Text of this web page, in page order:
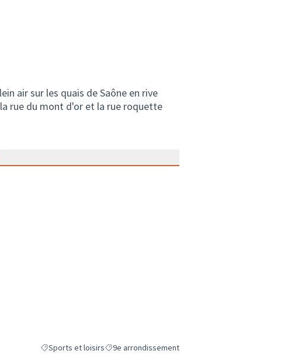
air sur les quais de Saône en rive
rue du mont d'or et la rue roquette
Filtrer les résultats de la catégorie : Sports et loisirs
Sports et loisirsFiltrer les résultats pour la localisation : 9e arrondissement
9e arrondissement